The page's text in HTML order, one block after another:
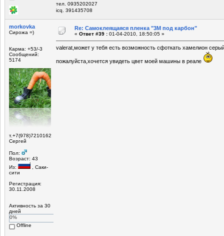
тел. 0935202027
icq. 391435708
morkovka
Сирожа =)
Карма: +53/-3
Сообщений:
5174
т.+7(978)7210162
Сергей
Пол:
Возраст: 43
Из:
, Саки-
сити
Регистрация:
30.11.2008
Активность за 30
дней
0%
Offline
Re: Самоклеящаяся пленка "3М под карбон"
« Ответ #39 : 01-04-2010, 18:50:05 »
valerat,может у тебя есть возможность сфоткать хамелион
пожалуйста,хочется увидеть цвет моей машины в реале